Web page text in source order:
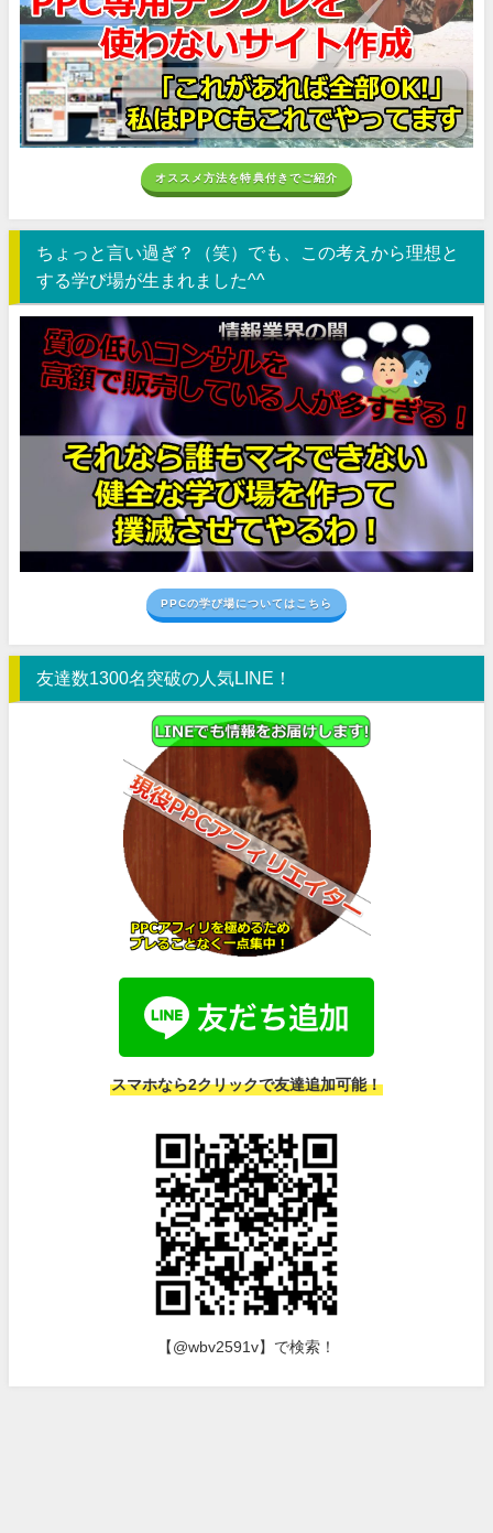
オススメ方法を特典付きでご紹介
ちょっと言い過ぎ？（笑）でも、この考えから理想と
する学び場が生まれました^^
PPCの学び場についてはこちら
友達数1300名突破の人気LINE！
スマホなら2クリックで友達追加可能！
【@wbv2591v】で検索！